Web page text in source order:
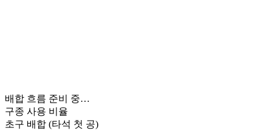
배합 흐름 준비 중…
구종 사용 비율
초구 배합 (타석 첫 공)